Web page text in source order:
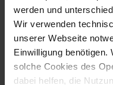
werden und
Wir verwenden
unserer Webseite
Einwilligung benötigen.
solche Cookies des
dabei helfen, die
Download